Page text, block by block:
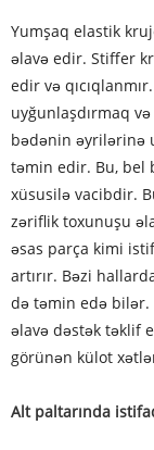
Yumşaq elastik
əlavə edir. Stiffer
edir və
uyğunlaşdırmaq
bədənin əyrilərinə
təmin edir. Bu, bel
xüsusilə vacibdir.
zəriflik toxunuşu
əsas parça kimi
artırır. Bəzi
də təmin edə
əlavə dəstək təklif
görünən külot
Alt paltarında